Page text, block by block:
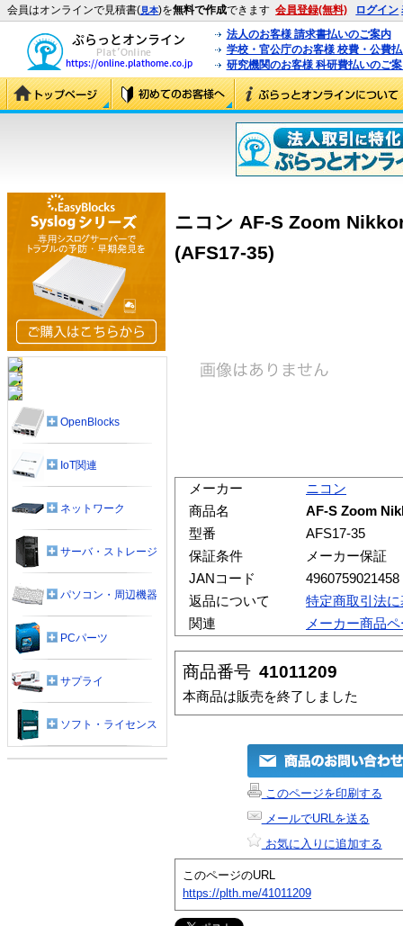
会員はオンラインで見積書(見本)を無料で作成できます 会員登録(無料) ログイン
法人のお客様 請求書払いのご案内
学校・官公庁のお客様 校費・公費
研究機関のお客様 科研費払いのご
ニコン AF-S Zoom
(AFS17-35)
メーカー
ニコン
商品名
AF-S Zoom
型番
AFS17-35
保証条件
メーカー保証
JANコード
4960759021458
返品について
特定商取引法
関連
メーカー商品
商品番号 41011209
本商品は販売を終了しました
このページを印刷する
メールでURLを送る
お気に入りに追加する
このページのURL
https://plth.me/41011209
OpenBlocks
IoT関連
ネットワーク
サーバ・ストレージ
パソコン・周辺機器
PCパーツ
サプライ
ソフト・ライセンス